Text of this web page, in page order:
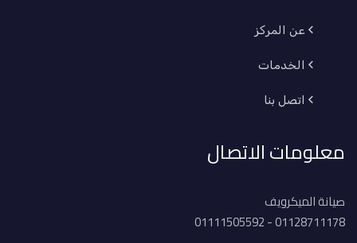
عن المركز
الخدمات
اتصل بنا
معلومات الاتصال
صيانة الميكرويف
01128711178 - 01111505592